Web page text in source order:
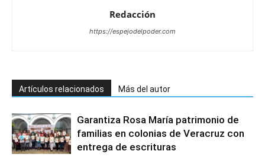
Redacción
https://espejodelpoder.com
Artículos relacionados Más del autor
Garantiza Rosa María patrimonio de
familias en colonias de Veracruz con
entrega de escrituras